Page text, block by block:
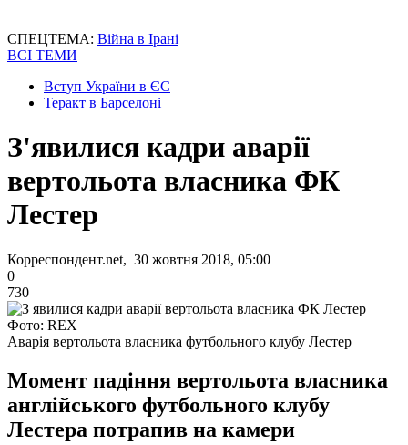
СПЕЦТЕМА: Війна в Ірані
ВСІ ТЕМИ
Вступ України в ЄС
Теракт в Барселоні
З'явилися кадри аварії
вертольота власника ФК
Лестер
Корреспондент.net, 30 жовтня 2018, 05:00
0
730
Фото: REX
Аварія вертольота власника футбольного клубу Лестер
Момент падіння вертольота власника
англійського футбольного клубу
Лестера потрапив на камери